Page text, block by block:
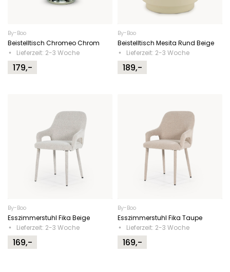
By-Boo
Beistelltisch Chromeo Chrom
Lieferzeit: 2-3 Woche
179,-
By-Boo
Beistelltisch Mesita Rund Beige
Lieferzeit: 2-3 Woche
189,-
By-Boo
Esszimmerstuhl Fika Beige
Lieferzeit: 2-3 Woche
169,-
By-Boo
Esszimmerstuhl Fika Taupe
Lieferzeit: 2-3 Woche
169,-